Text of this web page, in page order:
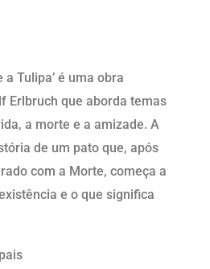
a Tulipa’ é uma obra
Erlbruch que aborda temas
a morte e a amizade. A
de um pato que, após
com a Morte, começa a
e o que significa